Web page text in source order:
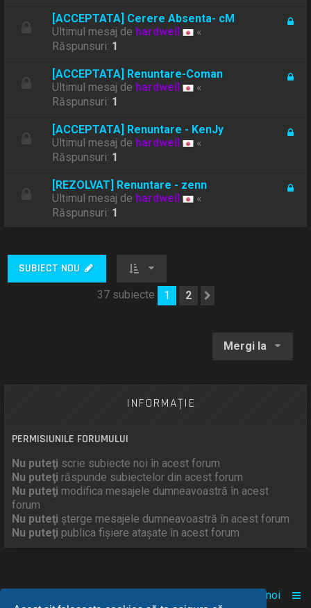
[ACCEPTATA] Cerere Absenta- cM
Ultimul mesaj de hardwell
«
Răspunsuri: 1
[ACCEPTATA] Renuntare-Coman
Ultimul mesaj de hardwell
«
Răspunsuri: 1
[ACCEPTATA] Renuntare - KenJy
Ultimul mesaj de hardwell
«
Răspunsuri: 1
[REZOLVAT] Renuntare - zenn
Ultimul mesaj de hardwell
«
Răspunsuri: 1
SUBIECT NOU
37 subiecte 1 2
Mergi la
INFORMAŢIE
PERMISIUNILE FORUMULUI
Nu puteţi scrie subiecte noi în acest forum
Nu puteţi răspunde subiectelor din acest forum
Nu puteţi modifica mesajele dumneavoastră în acest
forum
Nu puteţi şterge mesajele dumneavoastră în acest forum
Nu puteţi publica fişiere ataşate în acest forum
Despre noi